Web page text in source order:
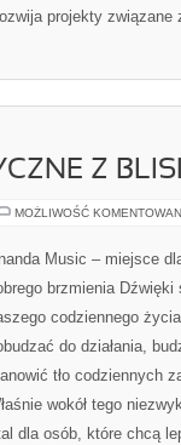
projekty
Z
MOŻLIWOŚĆ
Music – miejsce
brzmienia Dźwięki
codziennego
do działania,
tło codziennych
wokół tego
dla osób, które chcą